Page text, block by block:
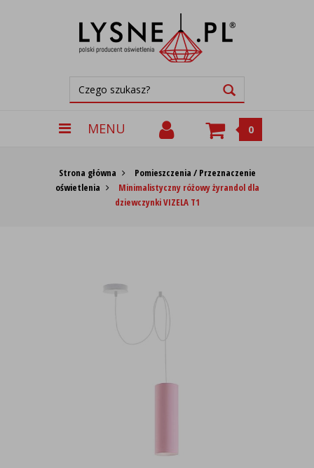
MENU 0
Strona główna
Pomieszczenia / Przeznaczenie
oświetlenia
Minimalistyczny różowy żyrandol dla
dziewczynki VIZELA T1